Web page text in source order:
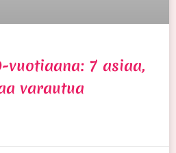
7 asiaa,
varautua